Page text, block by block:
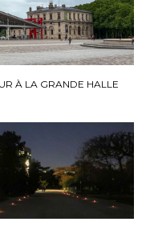
À LA GRANDE HALLE